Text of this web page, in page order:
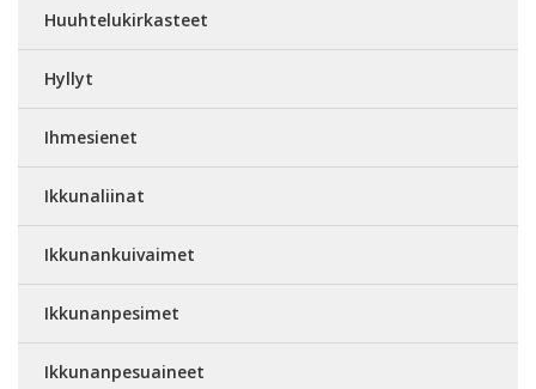
Huuhtelukirkasteet
Hyllyt
Ihmesienet
Ikkunaliinat
Ikkunankuivaimet
Ikkunanpesimet
Ikkunanpesuaineet